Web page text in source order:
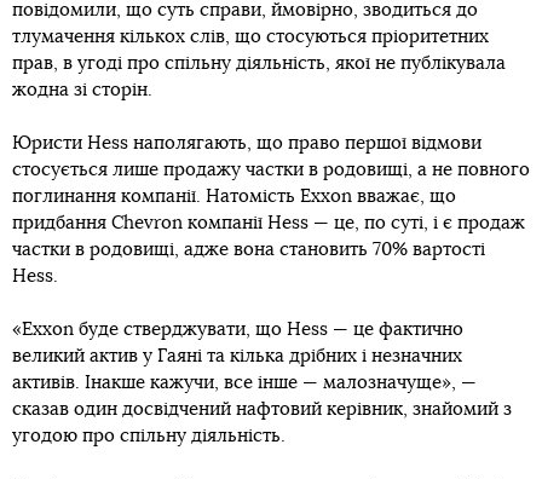
повідомили, що суть справи, ймовірно, зводиться до
тлумачення кількох слів, що стосуються пріоритетних
прав, в угоді про спільну діяльність, якої не публікувала
жодна зі сторін.
Юристи Hess наполягають, що право першої відмови
стосується лише продажу частки в родовищі, а не повного
поглинання компанії. Натомість Exxon вважає, що
придбання Chevron компанії Hess — це, по суті, і є продаж
частки в родовищі, адже вона становить 70% вартості
Hess.
«Exxon буде стверджувати, що Hess — це фактично
великий актив у Гаяні та кілька дрібних і незначних
активів. Інакше кажучи, все інше — малозначуще», —
сказав один досвідчений нафтовий керівник, знайомий з
угодою про спільну діяльність.